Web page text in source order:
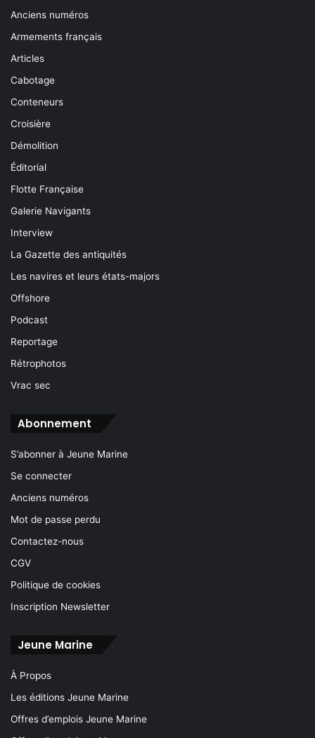
Anciens numéros
Armements français
Articles
Cabotage
Conteneurs
Croisière
Démolition
Éditorial
Flotte Française
Galerie Navigants
Interview
La Gazette des antiquités
Les navires et leurs états-majors
Offshore
Podcast
Reportage
Rétrophotos
Vrac sec
Abonnement
S’abonner à Jeune Marine
Se connecter
Anciens numéros
Mot de passe perdu
Contactez-nous
CGV
Politique de cookies
Inscription Newsletter
Jeune Marine
À Propos
Les éditions Jeune Marine
Offres d’emplois Jeune Marine